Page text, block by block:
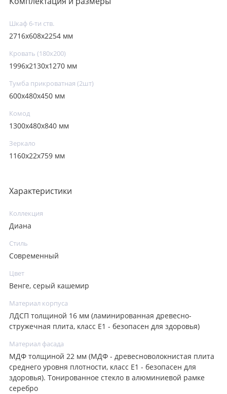
Шкаф 6-ти ств.
2716х608х2254 мм
Кровать (180х200)
1996х2130х1270 мм
Тумба прикроватная (2шт)
600х480х450 мм
Комод
1300х480х840 мм
Зеркало
1160х22х759 мм
Характеристики
Коллекция
Диана
Стиль
Современный
Цвет
Венге, серый кашемир
Материал корпуса
ЛДСП толщиной 16 мм (ламинированная древесно-
стружечная плита, класс E1 - безопасен для здоровья)
Материал фасада
МДФ толщиной 22 мм (МДФ - древесноволокнистая плита
среднего уровня плотности, класс E1 - безопасен для
здоровья). Тонированное стекло в алюминиевой рамке
серебро